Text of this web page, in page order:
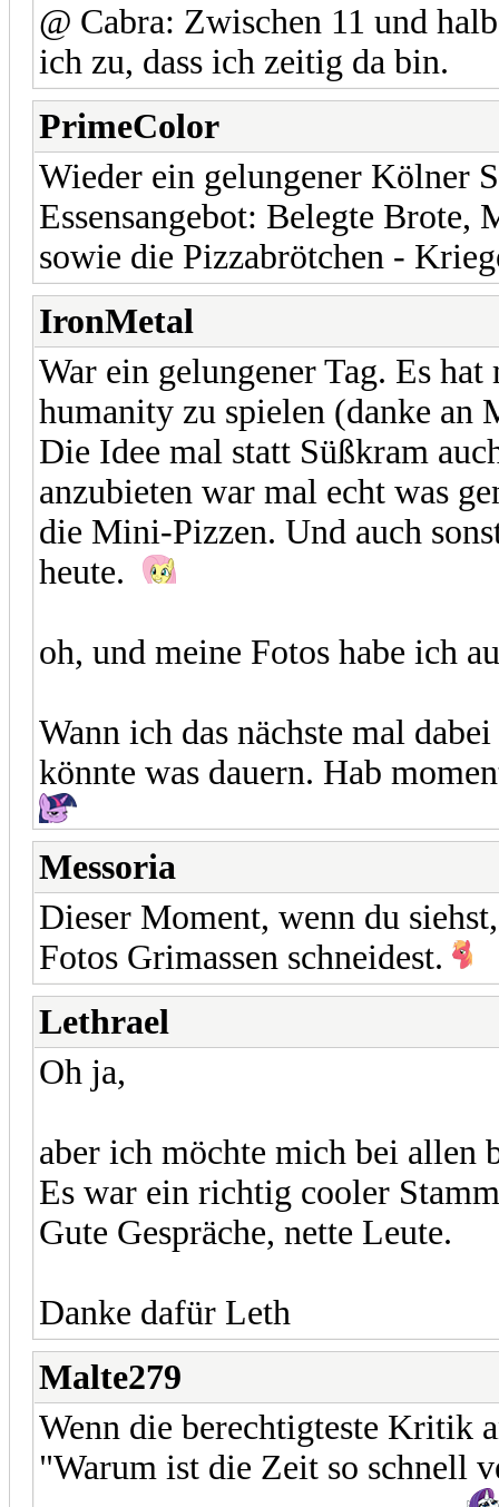
@ Cabra: Zwischen 11 und
ich zu, dass ich zeitig da bin.
PrimeColor
Wieder ein gelungener Kölner
Essensangebot: Belegte
sowie die Pizzabrötchen -
IronMetal
War ein gelungener Tag. Es
humanity zu spielen (danke an
Die Idee mal statt Süßkram
anzubieten war mal echt was
die Mini-Pizzen. Und auch
heute.
oh, und meine Fotos habe ich
Wann ich das nächste mal
könnte was dauern. Hab
Messoria
Dieser Moment, wenn du
Fotos Grimassen schneidest.
Lethrael
Oh ja,
aber ich möchte mich bei allen
Es war ein richtig cooler
Gute Gespräche, nette Leute.
Danke dafür Leth
Malte279
Wenn die berechtigteste Kritik
"Warum ist die Zeit so schnell